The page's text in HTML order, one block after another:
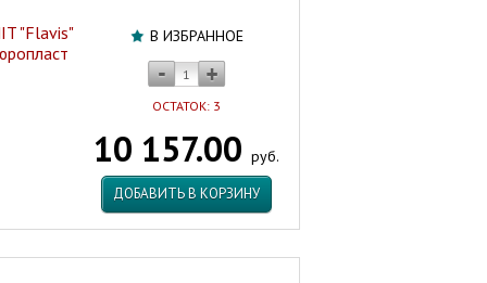
В ИЗБРАННОЕ
ОСТАТОК: 3
10 157.00 руб.
ДОБАВИТЬ В КОРЗИНУ
"Flavis"